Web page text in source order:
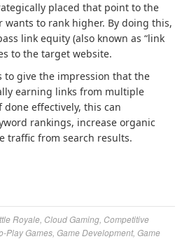
placed that point to the
wants to rank higher. By doing this,
link equity (also known as “link
to the target website.
to give the impression that the
earning links from multiple
effectively, this can
rankings, increase organic
traffic from search results.
Royale Cloud Gaming Competitive
Play Games Game Development, Game